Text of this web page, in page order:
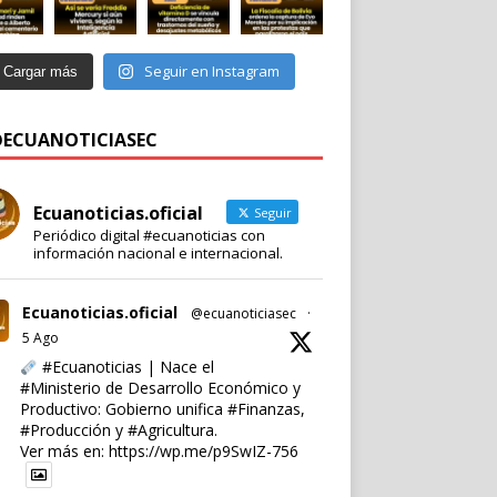
Cargar más Seguir en Instagram
Ecuanoticias.oficial Seguir
Periódico digital #ecuanoticias con
información nacional e internacional.
Ecuanoticias.oficial @ecuanoticiasec
·
5 Ago
#Ecuanoticias | Nace el
#Ministerio de Desarrollo Económico y
Productivo: Gobierno unifica #Finanzas,
#Producción y #Agricultura.
Ver más en: https://wp.me/p9SwIZ-756